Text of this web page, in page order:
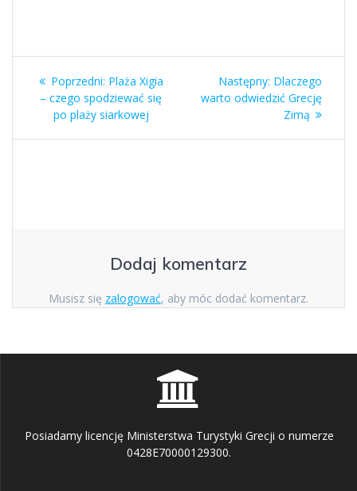
Nawigacja
wpisu
Poprzedni: Poprzedni
wpis:
Plaża Xigia
– czego spodziewać się
po plaży siarkowej
Następny: Następny
wpis:
Dlaczego
warto odwiedzić Grecję
Zimą
Dodaj komentarz
Musisz się zalogować, aby móc dodać komentarz.
Posiadamy licencję Ministerstwa Turystyki Grecji o numerze
0428E70000129300.